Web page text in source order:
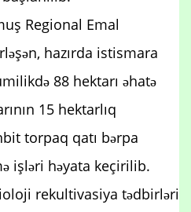
Regional Emal
hazırda istismara
88 hektarı əhatə
15 hektarlıq
torpaq qatı bərpa
işləri həyata keçirilib.
rekultivasiya tədbirləri